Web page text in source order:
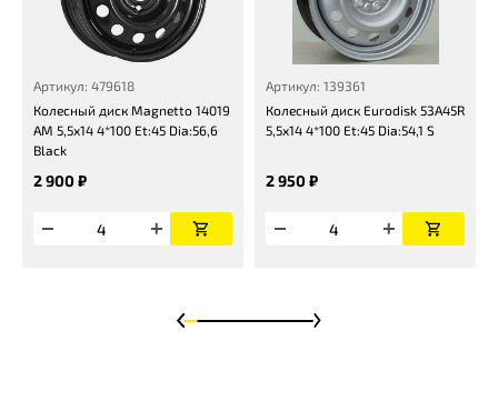
Артикул: 479618
Колесный диск Magnetto 14019
AM 5,5x14 4*100 Et:45 Dia:56,6
Black
2 900 ₽
Артикул: 139361
Колесный диск Eurodisk 53A45R
5,5x14 4*100 Et:45 Dia:54,1 S
2 950 ₽